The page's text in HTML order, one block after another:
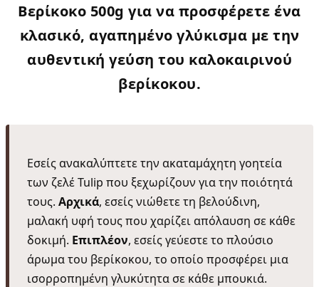
Βερίκοκο 500g για να προσφέρετε ένα
κλασικό, αγαπημένο γλύκισμα με την
αυθεντική γεύση του καλοκαιρινού
βερίκοκου.
Εσείς ανακαλύπτετε την ακαταμάχητη γοητεία
των ζελέ Tulip που ξεχωρίζουν για την ποιότητά
τους. Αρχικά, εσείς νιώθετε τη βελούδινη,
μαλακή υφή τους που χαρίζει απόλαυση σε κάθε
δοκιμή. Επιπλέον, εσείς γεύεστε το πλούσιο
άρωμα του βερίκοκου, το οποίο προσφέρει μια
ισορροπημένη γλυκύτητα σε κάθε μπουκιά.